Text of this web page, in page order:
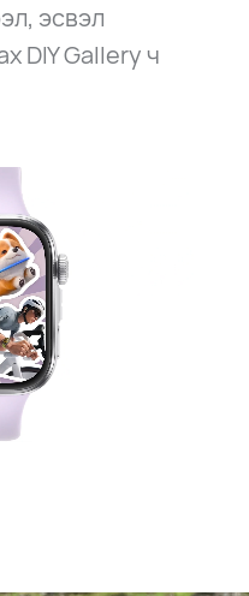
эсвэл
DIY Gallery ч